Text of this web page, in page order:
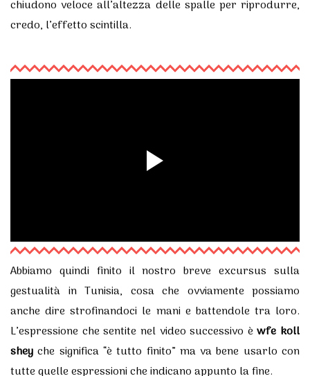
chiudono veloce all’altezza delle spalle per riprodurre,
credo, l’effetto scintilla.
Abbiamo quindi finito il nostro breve excursus sulla
gestualità in Tunisia, cosa che ovviamente possiamo
anche dire strofinandoci le mani e battendole tra loro.
L’espressione che sentite nel video successivo èwfe koll
shey che significa “è tutto finito” ma va bene usarlo con
tutte quelle espressioni che indicano appunto la fine.